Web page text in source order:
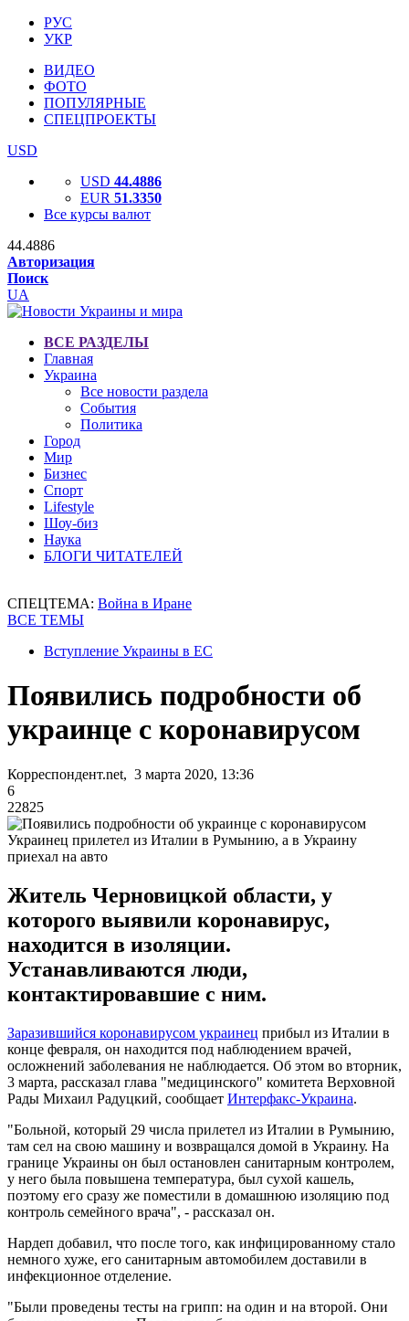
РУС
УКР
ВИДЕО
ФОТО
ПОПУЛЯРНЫЕ
СПЕЦПРОЕКТЫ
USD
USD 44.4886
EUR 51.3350
Все курсы валют
44.4886
Авторизация
Поиск
UA
ВСЕ РАЗДЕЛЫ
Главная
Украина
Все новости раздела
События
Политика
Город
Мир
Бизнес
Спорт
Lifestyle
Шоу-биз
Наука
БЛОГИ ЧИТАТЕЛЕЙ
СПЕЦТЕМА: Война в Иране
ВСЕ ТЕМЫ
Вступление Украины в ЕС
Появились подробности об
украинце с коронавирусом
Корреспондент.net, 3 марта 2020, 13:36
6
22825
Украинец прилетел из Италии в Румынию, а в Украину
приехал на авто
Житель Черновицкой области, у
которого выявили коронавирус,
находится в изоляции.
Устанавливаются люди,
контактировавшие с ним.
Заразившийся коронавирусом украинец прибыл из Италии в
конце февраля, он находится под наблюдением врачей,
осложнений заболевания не наблюдается. Об этом во вторник,
3 марта, рассказал глава "медицинского" комитета Верховной
Рады Михаил Радуцкий, сообщает Интерфакс-Украина.
"Больной, который 29 числа прилетел из Италии в Румынию,
там сел на свою машину и возвращался домой в Украину. На
границе Украины он был остановлен санитарным контролем,
у него была повышена температура, был сухой кашель,
поэтому его сразу же поместили в домашнюю изоляцию под
контроль семейного врача", - рассказал он.
Нардеп добавил, что после того, как инфицированному стало
немного хуже, его санитарным автомобилем доставили в
инфекционное отделение.
"Были проведены тесты на грипп: на один и на второй. Они